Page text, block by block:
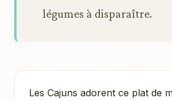
légumes à disparaître.
Les Cajuns adorent ce plat de